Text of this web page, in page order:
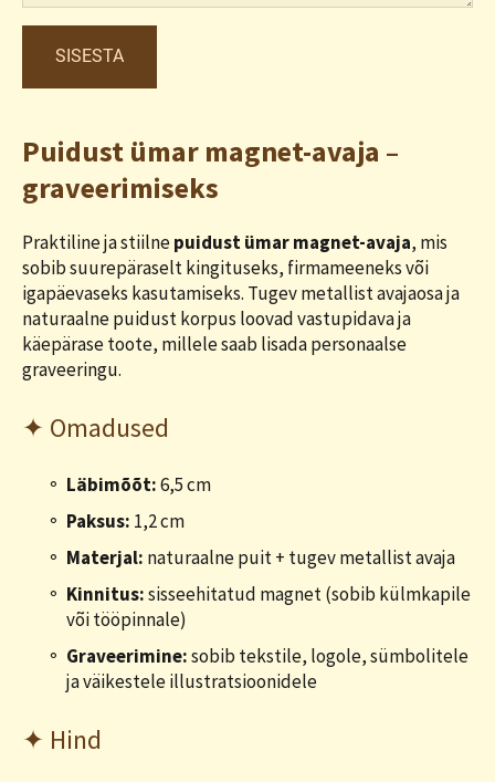
Puidust ümar magnet-avaja –
graveerimiseks
Praktiline ja stiilnepuidust ümar magnet-avaja, mis
sobib suurepäraselt kingituseks, firmameeneks või
igapäevaseks kasutamiseks. Tugev metallist avajaosa ja
naturaalne puidust korpus loovad vastupidava ja
käepärase toote, millele saab lisada personaalse
graveeringu.
✦ Omadused
Läbimõõt:6,5 cm
Paksus: 1,2 cm
Materjal: naturaalne puit + tugev metallist avaja
Kinnitus:sisseehitatud magnet (sobib külmkapile
või tööpinnale)
Graveerimine:sobib tekstile, logole, sümbolitele
ja väikestele illustratsioonidele
✦ Hind